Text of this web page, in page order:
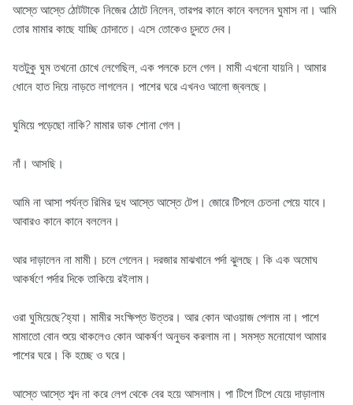
আস্তে আস্তে ঠোটটাকে নিজের ঠোটে নিলেন, তারপর কানে কানে বললেন ঘুমাস না। আমি
তোর মামার কাছে যাচ্ছি চোদাতে। এসে তোকেও চুদতে দেব।
যতটুকু ঘুম তখনো চোখে লেগেছিল, এক পলকে চলে গেল। মামী এখনো যায়নি। আমার
ধোনে হাত দিয়ে নাড়তে লাগলেন। পাশের ঘরে এখনও আলো জ্বলছে।
ঘুমিয়ে পড়েছো নাকি? মামার ডাক শোনা গেল।
নাঁ। আসছি।
আমি না আসা পর্যন্ত রিমির দুধ আস্তে আস্তে টেপ। জোরে টিপলে চেতনা পেয়ে যাবে।
আবারও কানে কানে বললেন।
আর দাড়ালেন না মামী। চলে গেলেন। দরজার মাঝখানে পর্দা ঝুলছে। কি এক অমোঘ
আকর্ষণে পর্দার দিকে তাকিয়ে রইলাম।
ওরা ঘুমিয়েছে?হ্যা। মামীর সংক্ষিপ্ত উত্তর। আর কোন আওয়াজ পেলাম না। পাশে
মামাতো বোন শুয়ে থাকলেও কোন আকর্ষণ অনুভব করলাম না। সমস্ত মনোযোগ আমার
পাশের ঘরে। কি হচ্ছে ও ঘরে।
আস্তে আস্তে শব্দ না করে লেপ থেকে বের হয়ে আসলাম। পা টিপে টিপে যেয়ে দাড়ালাম